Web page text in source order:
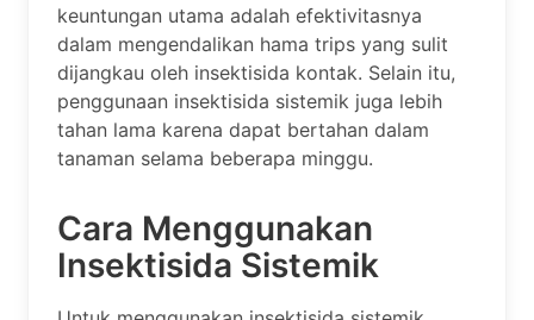
keuntungan utama adalah efektivitasnya
dalam mengendalikan hama trips yang sulit
dijangkau oleh insektisida kontak. Selain itu,
penggunaan insektisida sistemik juga lebih
tahan lama karena dapat bertahan dalam
tanaman selama beberapa minggu.
Cara Menggunakan
Insektisida Sistemik